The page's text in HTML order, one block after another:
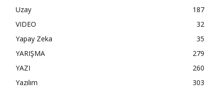
Uzay
187
VIDEO
32
Yapay Zeka
35
YARIŞMA
279
YAZI
260
Yazılım
303